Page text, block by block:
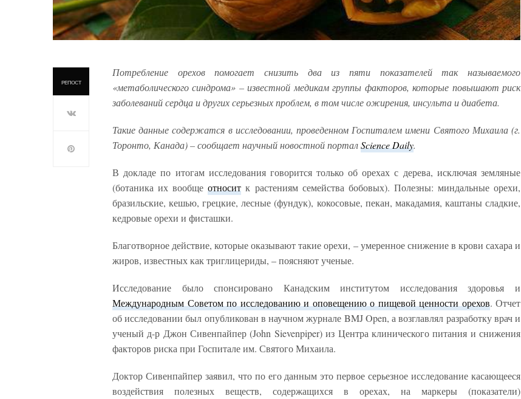
РЕПОСТ
Потребление орехов помогает снизить два из пяти показателей так называемого
«метаболического синдрома» – известной медикам группы факторов, которые повышают риск
заболеваний сердца и других серьезных проблем, в том числе ожирения, инсульта и диабета.
Такие данные содержатся в исследовании, проведенном Госпиталем имени Святого Михаила (г.
Торонто, Канада) – сообщает научный новостной порталScience Daily.
В докладе по итогам исследования говорится только об орехах с дерева, исключая земляные
(ботаника их вообщеотносит к растениям семейства бобовых). Полезны: миндальные орехи,
бразильские, кешью, грецкие, лесные (фундук), кокосовые, пекан, макадамия, каштаны сладкие,
кедровые орехи и фисташки.
Благотворное действие, которые оказывают такие орехи, – умеренное снижение в крови сахара и
жиров, известных как триглицериды, – поясняют ученые.
Исследование было спонсировано Канадским институтом исследования здоровья и
Международным Советом по исследованию и оповещению о пищевой ценности орехов. Отчет
об исследовании был опубликован в научном журнале BMJ Open, а возглавлял разработку врач и
ученый д-р Джон Сивенпайпер (John Sievenpiper) из Центра клинического питания и снижения
факторов риска при Госпитале им. Святого Михаила.
Доктор Сивенпайпер заявил, что по его данным это первое серьезное исследование касающееся
воздействия полезных веществ, содержащихся в орехах, на маркеры (показатели)